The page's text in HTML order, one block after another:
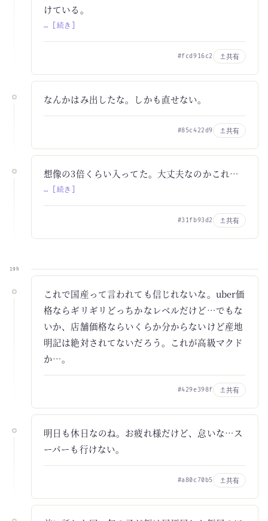
けている。
… [続き]
#fcd916c2 共有
なんかはみ出したな。しかも直せない。
#85c422d9 共有
想像の3倍くらい入ってた。大丈夫なのかこれ…
… [続き]
#31fb93d2 共有
19h
これで国産って言われても信じれないな。uber価
格ならギリギリどっちかなレベルだけど…でもな
いか、店舗価格ならいくらか分からないけど産地
明記は絶対されてないだろう。これが高級マクド
か…。
#429e398f 共有
明日も休日なのね。お疲れ様だけど、怠いな…ス
ーパーも行けない。
#a80c70b5 共有